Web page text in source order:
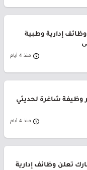
إدارية وطبية
منذ 4 أيام
وظيفة شاغرة لحديثي
منذ 4 أيام
تعلن وظائف إدارية